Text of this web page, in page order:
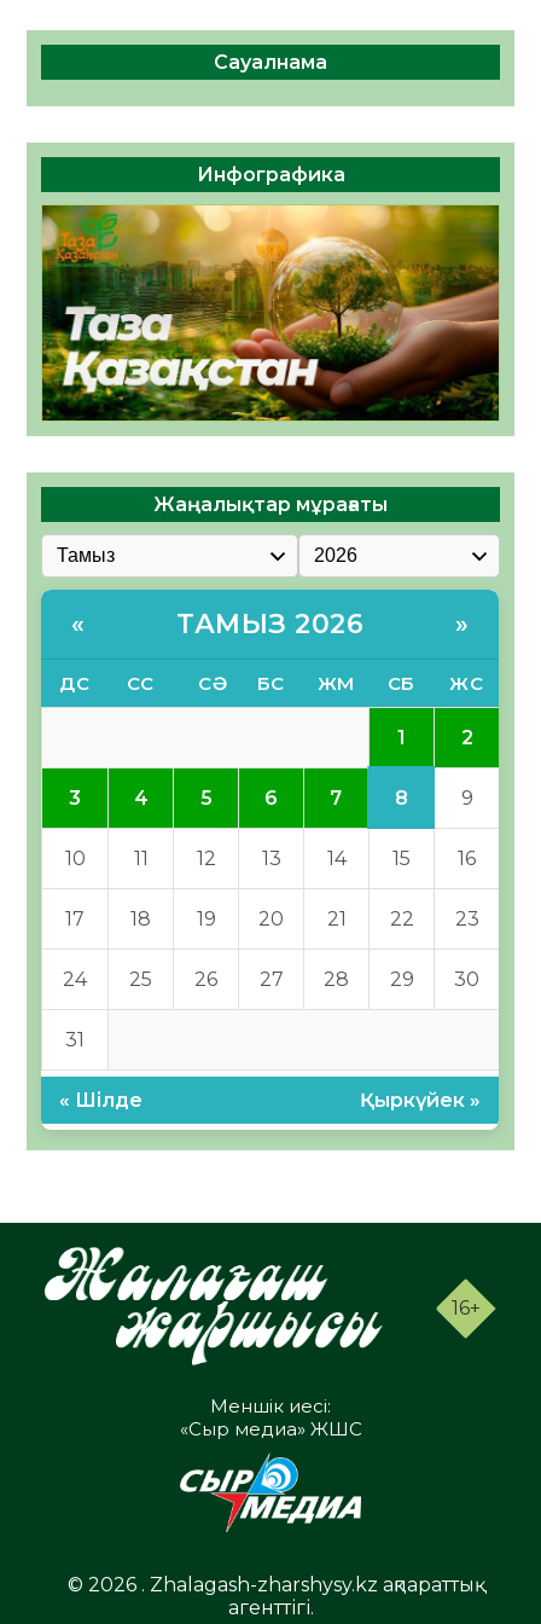
Сауалнама
Инфографика
Жаңалықтар мұрағаты
« ТАМЫЗ 2026 »
ДС СС СӘ БС ЖМ СБ ЖС
1 2
3 4 5 6 7 8 9
10 11 12 13 14 15 16
17 18 19 20 21 22 23
24 25 26 27 28 29 30
31
« Шілде Қыркүйек »
16+
Меншік иесі:
«Сыр медиа» ЖШС
© 2026 . Zhalagash-zharshysy.kz ақпараттық
агенттігі.